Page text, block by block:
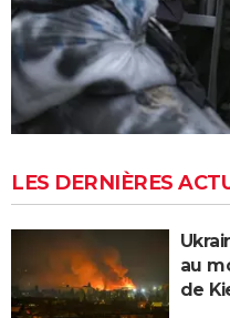
LES DERNIÈRES
au
de